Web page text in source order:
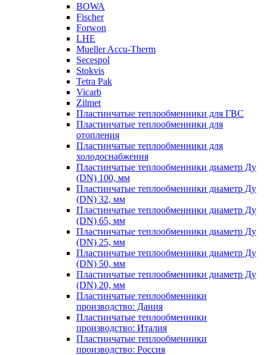
BOWA
Fischer
Forwon
LHE
Mueller Accu-Therm
Secespol
Stokvis
Tetra Pak
Vicarb
Zilmet
Пластинчатые теплообменники для ГВС
Пластинчатые теплообменники для
отопления
Пластинчатые теплообменники для
холодоснабжения
Пластинчатые теплообменники диаметр Ду
(DN) 100, мм
Пластинчатые теплообменники диаметр Ду
(DN) 32, мм
Пластинчатые теплообменники диаметр Ду
(DN) 65, мм
Пластинчатые теплообменники диаметр Ду
(DN) 25, мм
Пластинчатые теплообменники диаметр Ду
(DN) 50, мм
Пластинчатые теплообменники диаметр Ду
(DN) 20, мм
Пластинчатые теплообменники
производство: Дания
Пластинчатые теплообменники
производство: Италия
Пластинчатые теплообменники
производство: Россия